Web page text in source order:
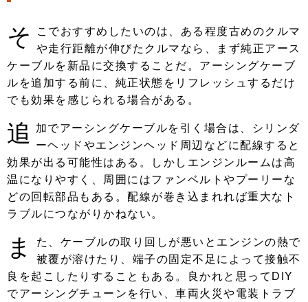
そ
こでおすすめしたいのは、ある程度古めのクルマ
や走行距離が伸びたクルマなら、まず純正アース
ケーブルを新品に交換することだ。アーシングケーブ
ルを追加する前に、純正状態をリフレッシュするだけ
でも効果を感じられる場合がある。
追
加でアーシングケーブルを引く場合は、シリンダ
ーヘッドやエンジンヘッド周辺などに配線すると
効果が出る可能性はある。しかしエンジンルームは高
温になりやすく、周囲にはファンベルトやプーリーな
どの回転部品もある。配線が巻き込まれれば重大なト
ラブルにつながりかねない。
ま
た、ケーブルの取り回しが悪いとエンジンの熱で
被覆が溶けたり、端子の固定不足によって接触不
良を起こしたりすることもある。良かれと思ってDIY
でアーシングチューンを行い、車両火災や電装トラブ